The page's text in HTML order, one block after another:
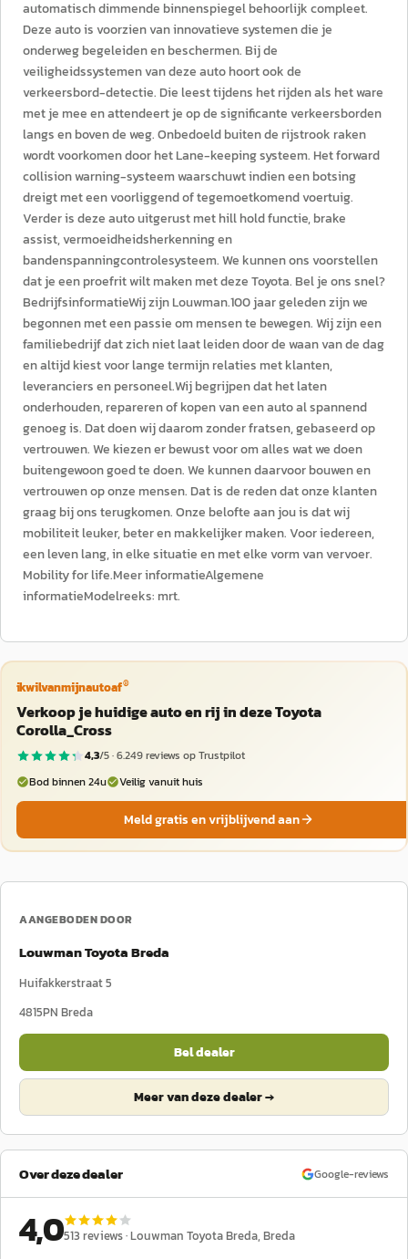
automatisch dimmende binnenspiegel behoorlijk compleet.
Deze auto is voorzien van innovatieve systemen die je
onderweg begeleiden en beschermen. Bij de
veiligheidssystemen van deze auto hoort ook de
verkeersbord-detectie. Die leest tijdens het rijden als het ware
met je mee en attendeert je op de significante verkeersborden
langs en boven de weg. Onbedoeld buiten de rijstrook raken
wordt voorkomen door het Lane-keeping systeem. Het forward
collision warning-systeem waarschuwt indien een botsing
dreigt met een voorliggend of tegemoetkomend voertuig.
Verder is deze auto uitgerust met hill hold functie, brake
assist, vermoeidheidsherkenning en
bandenspanningcontrolesysteem. We kunnen ons voorstellen
dat je een proefrit wilt maken met deze Toyota. Bel je ons snel?
BedrijfsinformatieWij zijn Louwman.100 jaar geleden zijn we
begonnen met een passie om mensen te bewegen. Wij zijn een
familiebedrijf dat zich niet laat leiden door de waan van de dag
en altijd kiest voor lange termijn relaties met klanten,
leveranciers en personeel.Wij begrijpen dat het laten
onderhouden, repareren of kopen van een auto al spannend
genoeg is. Dat doen wij daarom zonder fratsen, gebaseerd op
vertrouwen. We kiezen er bewust voor om alles wat we doen
buitengewoon goed te doen. We kunnen daarvoor bouwen en
vertrouwen op onze mensen. Dat is de reden dat onze klanten
graag bij ons terugkomen. Onze belofte aan jou is dat wij
mobiliteit leuker, beter en makkelijker maken. Voor iedereen,
een leven lang, in elke situatie en met elke vorm van vervoer.
Mobility for life.Meer informatieAlgemene
informatieModelreeks: mrt.
ikwilvanmijnautoaf®
Verkoop je huidige auto en rij in deze Toyota
Corolla_Cross
4,3/5 ·6.249reviews op Trustpilot
Bod binnen 24u
Veilig vanuit huis
Meld gratis en vrijblijvend aan
AANGEBODEN DOOR
Louwman Toyota Breda
Huifakkerstraat 5
4815PN Breda
Bel dealer
Meer van deze dealer →
Over deze dealer Google-reviews
4,0513 reviews ·Louwman Toyota Breda, Breda